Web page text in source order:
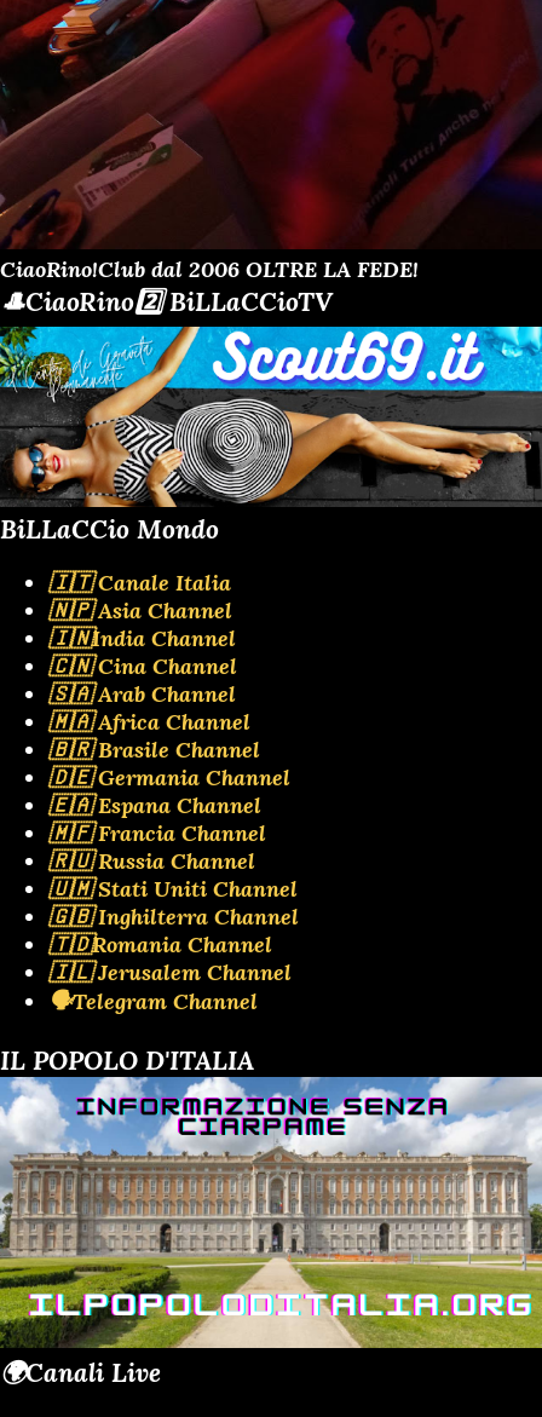
CiaoRino!Club dal 2006 OLTRE LA FEDE!
🎩CiaoRino2️⃣ BiLLaCCioTV
BiLLaCCio Mondo
🇮🇹 Canale Italia
🇳🇵 Asia Channel
🇮🇳India Channel
🇨🇳 Cina Channel
🇸🇦 Arab Channel
🇲🇦 Africa Channel
🇧🇷 Brasile Channel
🇩🇪 Germania Channel
🇪🇦 Espana Channel
🇲🇫 Francia Channel
🇷🇺 Russia Channel
🇺🇲 Stati Uniti Channel
🇬🇧 Inghilterra Channel
🇹🇩Romania Channel
🇮🇱 Jerusalem Channel
🗣️Telegram Channel
IL POPOLO D'ITALIA
🌍Canali Live